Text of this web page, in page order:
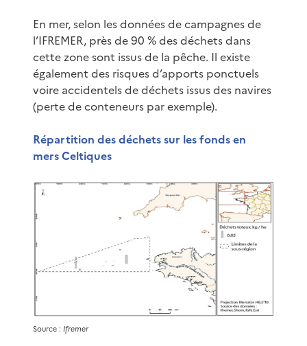
En mer, selon les données de campagnes de
l’IFREMER, près de 90 % des déchets dans
cette zone sont issus de la pêche. Il existe
également des risques d’apports ponctuels
voire accidentels de déchets issus des navires
(perte de conteneurs par exemple).
Répartition des déchets sur les fonds en
mers Celtiques
Source : Ifremer